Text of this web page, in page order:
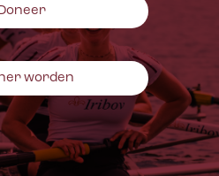
worden